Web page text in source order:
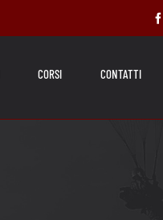
CORSI CONTATTI